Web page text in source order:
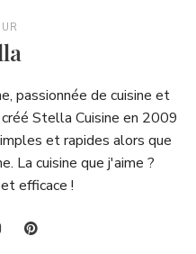
passionnée de cuisine et
Stella Cuisine en 2009
et rapides alors que
La cuisine que j'aime ?
efficace !